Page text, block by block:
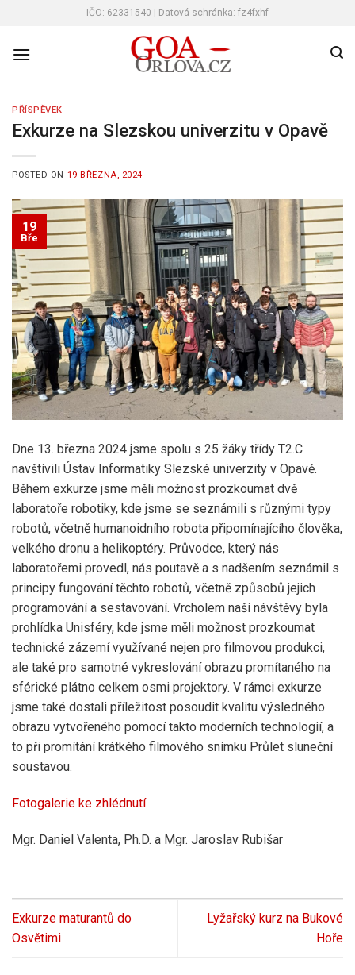
content
IČO: 62331540 | Datová schránka: fz4fxhf
PŘÍSPĚVEK
Exkurze na Slezskou univerzitu v Opavě
POSTED ON 19 BŘEZNA, 2024
19
Bře
Dne 13. března 2024 jsme spolu s 25 žáky třídy T2.C
navštívili Ústav Informatiky Slezské univerzity v Opavě.
Během exkurze jsme měli možnost prozkoumat dvě
laboratoře robotiky, kde jsme se seznámili s různými typy
robotů, včetně humanoidního robota připomínajícího člověka,
velkého dronu a helikoptéry. Průvodce, který nás
laboratořemi provedl, nás poutavě a s nadšením seznámil s
principy fungování těchto robotů, včetně způsobů jejich
programování a sestavování. Vrcholem naší návštěvy byla
prohlídka Unisféry, kde jsme měli možnost prozkoumat
technické zázemí využívané nejen pro filmovou produkci,
ale také pro samotné vykreslování obrazu promítaného na
sférické plátno celkem osmi projektory. V rámci exkurze
jsme také dostali příležitost posoudit kvalitu výsledného
obrazu vytvořeného pomocí takto moderních technologií, a
to při promítání krátkého filmového snímku Průlet sluneční
soustavou.
Fotogalerie ke zhlédnutí
Mgr. Daniel Valenta, Ph.D. a Mgr. Jaroslav Rubišar
Exkurze maturantů do
Osvětimi
Lyžařský kurz na Bukové
Hoře